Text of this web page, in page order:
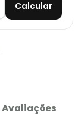
Calcular
Avaliações